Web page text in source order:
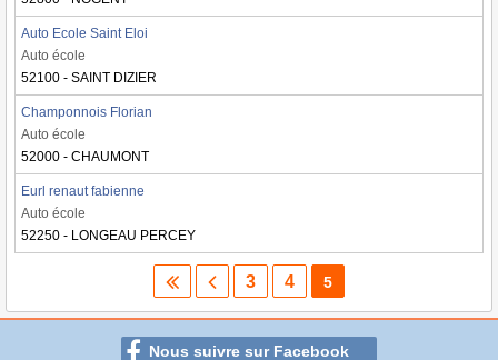
Auto Ecole Saint Eloi
Auto école
52100 - SAINT DIZIER
Champonnois Florian
Auto école
52000 - CHAUMONT
Eurl renaut fabienne
Auto école
52250 - LONGEAU PERCEY
3 4 5
Nous suivre sur Facebook